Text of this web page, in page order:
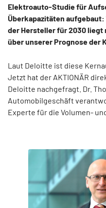
Elektroauto-Studie für
Überkapazitäten
der Hersteller für 2030 liegt
über unserer Prognose der
Laut Deloitte ist diese
Jetzt hat der AKTIONÄR
Deloitte nachgefragt. Dr.
Automobilgeschäft
Experte für die Volumen-